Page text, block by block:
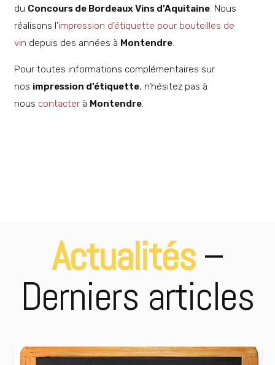
du Concours de Bordeaux Vins d’Aquitaine. Nous
réalisons l’impression d’étiquette pour bouteilles de
vin depuis des années à Montendre.
Pour toutes informations complémentaires sur
nos impression d’étiquette, n’hésitez pas à
nous contacterà Montendre.
Actualités–
Derniers articles